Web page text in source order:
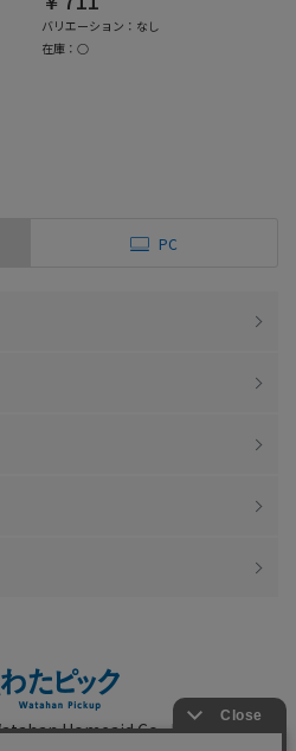
バリエーション：なし
在庫：○
PC
Homeaid Co., Ltd.